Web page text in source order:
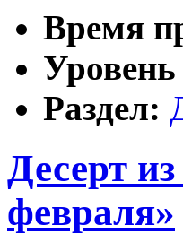
Время
Раздел:
Десерт
февраля»